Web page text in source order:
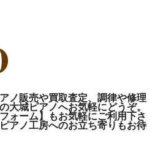
ノ販売や買取査定、調律や修理
大城ピアノへお気軽にどうぞ。
ォーム】もお気軽にご利用下さ
アノ工房へのお立ち寄りもお待